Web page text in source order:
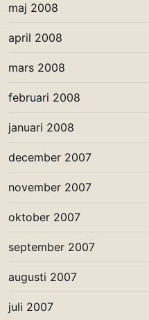
maj 2008
april 2008
mars 2008
februari 2008
januari 2008
december 2007
november 2007
oktober 2007
september 2007
augusti 2007
juli 2007